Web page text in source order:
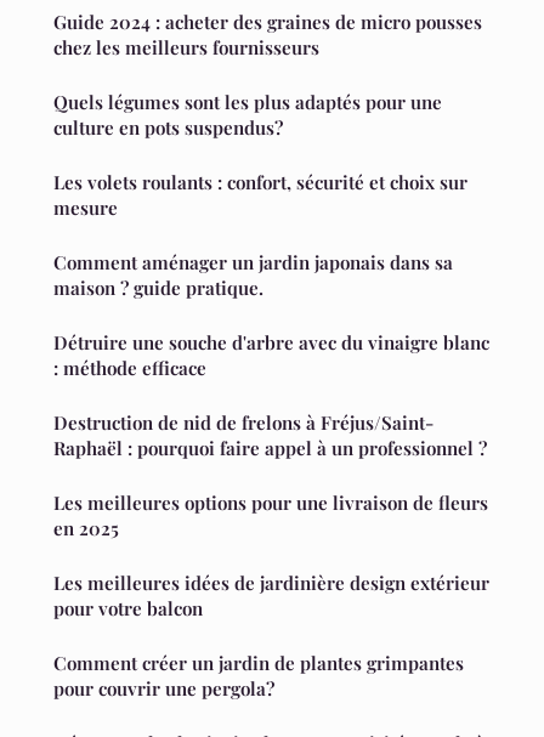
Guide 2024 : acheter des graines de micro pousses
chez les meilleurs fournisseurs
Quels légumes sont les plus adaptés pour une
culture en pots suspendus?
Les volets roulants : confort, sécurité et choix sur
mesure
Comment aménager un jardin japonais dans sa
maison ? guide pratique.
Détruire une souche d'arbre avec du vinaigre blanc
: méthode efficace
Destruction de nid de frelons à Fréjus/Saint-
Raphaël : pourquoi faire appel à un professionnel ?
Les meilleures options pour une livraison de fleurs
en 2025
Les meilleures idées de jardinière design extérieur
pour votre balcon
Comment créer un jardin de plantes grimpantes
pour couvrir une pergola?